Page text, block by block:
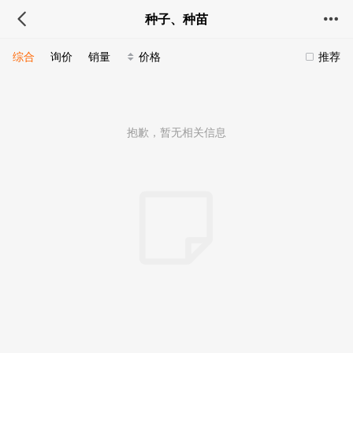
种子、种苗
推荐
综合 询价 销量 价格
抱歉，暂无相关信息